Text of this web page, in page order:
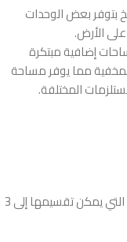
بتوفر بعض الوحدات
الأرض.
إضافية مبتكرة
مما يوفر مساحة
المختلفة.
يضمن كتالوج ألوان البولي لاك العديد من الألوان التي يمكن تقسيمها إلى 3